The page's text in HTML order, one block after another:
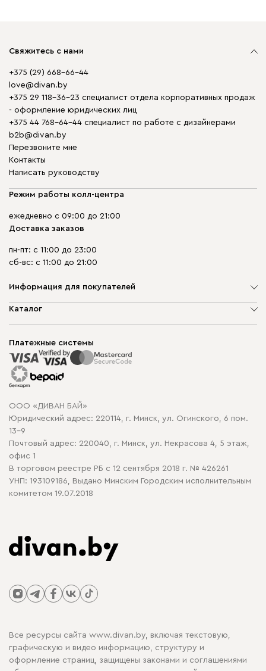
Свяжитесь с нами
+375 (29) 668-66-44
love@divan.by
+375 29 118-36-23 специалист отдела корпоративных продаж
- оформление юридических лиц
+375 44 768-64-44 специалист по работе с дизайнерами
b2b@divan.by
Перезвоните мне
Контакты
Написать руководству
Режим работы колл-центра
ежедневно с 09:00 до 21:00
Доставка заказов
пн-пт: с 11:00 до 23:00
сб-вс: с 11:00 до 21:00
Информация для покупателей
О компании
Способы оплаты
Рассрочка и кредит
Гарантия
Карта сайта
Политика конфиденциальности
Политика в отношении обработки cookie
Каталог
Корпусная мебель
Распродажа мебели
Платежные системы
ООО «ДИВАН БАЙ»
Юридический адрес: 220114, г. Минск, ул. Огинского, 6 пом.
13-9
Почтовый адрес: 220040, г. Минск, ул. Некрасова 4, 5 этаж,
офис 1
В торговом реестре РБ с 12 сентября 2018 г. № 426261
УНП: 193109186, Выдано Минским Городским исполнительным
комитетом 19.07.2018
Все ресурсы сайта www.divan.by, включая текстовую,
графическую и видео информацию, структуру и
оформление страниц, защищены законами и соглашениями